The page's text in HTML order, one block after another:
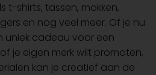
t-shirts, tassen, mokken,
en nog veel meer. Of je nu
uniek cadeau voor een
je eigen merk wilt promoten,
kan je creatief aan de